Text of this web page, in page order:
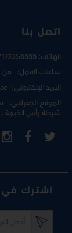
اتصل بنا
الهاتف:
ساعات العمل: من الساعة 7:30 صباحا
البريد الإلكتروني:rakpolice@rakpolice.gov.ae
الموقع الجغرافي:
شرطة رأس الخيمة, 25.739292, 55.895047
اشترك في